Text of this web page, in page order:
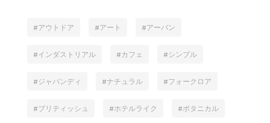
アウトドア アート アーバン
インダストリアル カフェ シンプル
ジャパンディ ナチュラル フォークロア
ブリティッシュ ホテルライク ボタニカル